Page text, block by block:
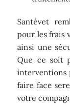
Santévet
pour les frais
ainsi une
Que ce soit
interventions
faire face
votre